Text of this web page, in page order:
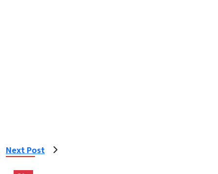
Next Post